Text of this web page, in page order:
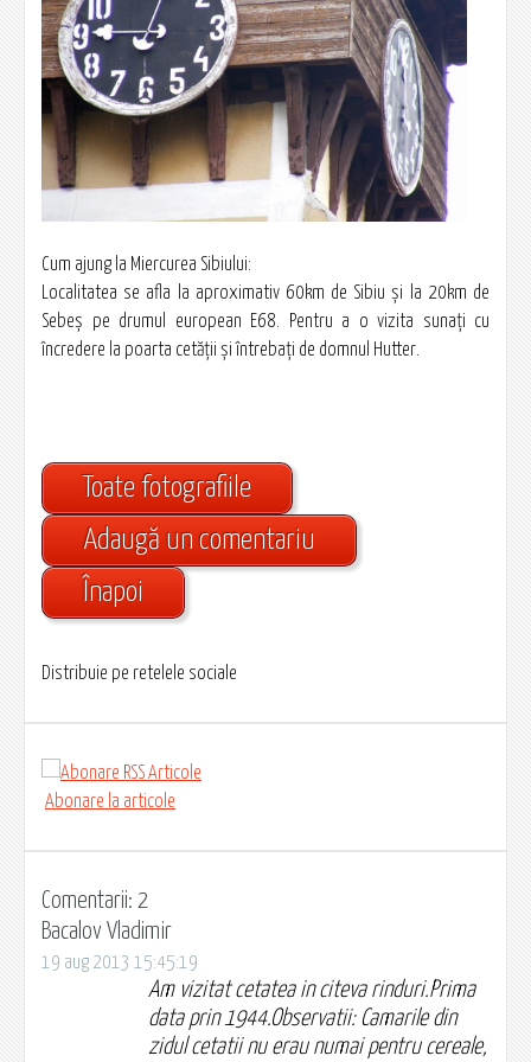
Cum ajung la Miercurea Sibiului:
Localitatea se afla la aproximativ 60km de Sibiu şi la 20km de
Sebeş pe drumul european E68. Pentru a o vizita sunaţi cu
încredere la poarta cetăţii şi întrebaţi de domnul Hutter.
Toate fotografiile
Adaugă un comentariu
Înapoi
Distribuie pe retelele sociale
Abonare la articole
Comentarii: 2
Bacalov Vladimir
19 aug 2013 15:45:19
Am vizitat cetatea in citeva rinduri.Prima
data prin 1944.Observatii: Camarile din
zidul cetatii nu erau numai pentru cereale,